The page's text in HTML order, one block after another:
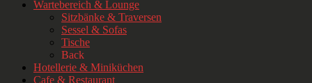
Wartebereich & Lounge
Sitzbänke & Traversen
Sessel & Sofas
Tische
Back
Hotellerie & Miniküchen
Cafe & Restaurant